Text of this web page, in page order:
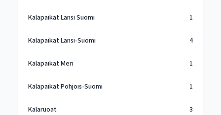
Kalapaikat Länsi Suomi 1
Kalapaikat Länsi-Suomi 4
Kalapaikat Meri 1
Kalapaikat Pohjois-Suomi 1
Kalaruoat 3